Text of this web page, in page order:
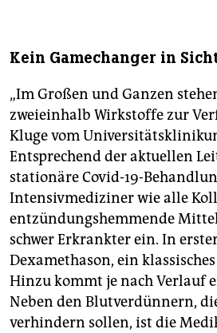
Kein Gamechanger in
„Im Großen und Ganzen
zweieinhalb Wirkstoffe zur
Kluge vom
Entsprechend der aktuellen
stationäre Covid-19-
Intensivmediziner wie alle
entzündungshemmende
schwer Erkrankter ein. In
Dexamethason, ein
Hinzu kommt je nach Verlauf
Neben den Blutverdünnern,
verhindern sollen, ist die